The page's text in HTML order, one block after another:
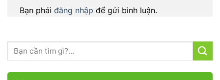
Bạn phải đăng nhập để gửi bình luận.